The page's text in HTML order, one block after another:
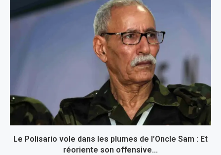
Le Polisario vole dans les plumes de l’Oncle Sam : Et
réoriente son offensive...